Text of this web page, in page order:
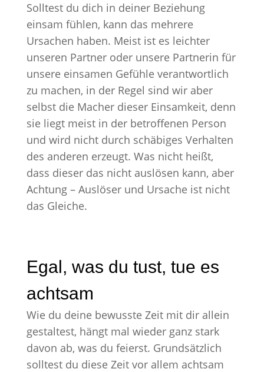
Solltest du dich in deiner Beziehung
einsam fühlen, kann das mehrere
Ursachen haben. Meist ist es leichter
unseren Partner oder unsere Partnerin für
unsere einsamen Gefühle verantwortlich
zu machen, in der Regel sind wir aber
selbst die Macher dieser Einsamkeit, denn
sie liegt meist in der betroffenen Person
und wird nicht durch schäbiges Verhalten
des anderen erzeugt. Was nicht heißt,
dass dieser das nicht auslösen kann, aber
Achtung – Auslöser und Ursache ist nicht
das Gleiche.
Egal, was du tust, tue es
achtsam
Wie du deine bewusste Zeit mit dir allein
gestaltest, hängt mal wieder ganz stark
davon ab, was du feierst. Grundsätzlich
solltest du diese Zeit vor allem achtsam